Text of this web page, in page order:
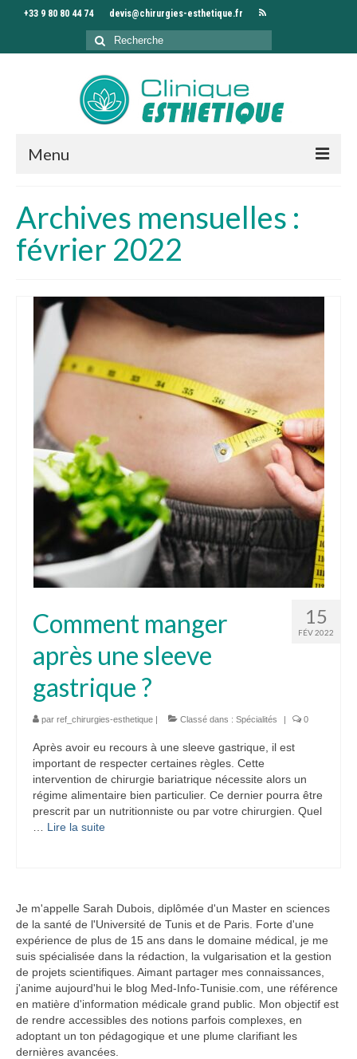
+33 9 80 80 44 74 devis@chirurgies-esthetique.fr
Rechercher
:
Menu
Clinique
Chirurgiens
Interventions
Séjour
Tarifs
Blog
Devis
Archives mensuelles :
février 2022
15
FÉV 2022
Comment manger
après une sleeve
gastrique ?
par ref_chirurgies-esthetique | Classé dans : Spécialités | 0
Après avoir eu recours à une sleeve gastrique, il est
important de respecter certaines règles. Cette
intervention de chirurgie bariatrique nécessite alors un
régime alimentaire bien particulier. Ce dernier pourra être
prescrit par un nutritionniste ou par votre chirurgien. Quel
Lire la suite­­
Je m'appelle Sarah Dubois, diplômée d'un Master en sciences
de la santé de l'Université de Tunis et de Paris. Forte d'une
expérience de plus de 15 ans dans le domaine médical, je me
suis spécialisée dans la rédaction, la vulgarisation et la gestion
de projets scientifiques. Aimant partager mes connaissances,
j'anime aujourd'hui le blog Med-Info-Tunisie.com, une référence
en matière d'information médicale grand public. Mon objectif est
de rendre accessibles des notions parfois complexes, en
adoptant un ton pédagogique et une plume clarifiant les
dernières avancées.